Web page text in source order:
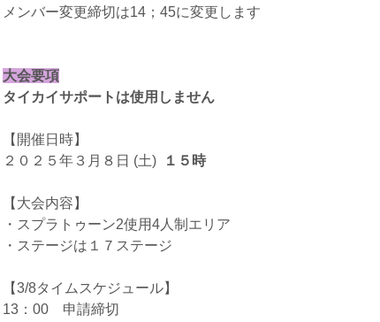
メンバー変更締切は14；45に変更します
大会要項
タイカイサポートは使用しません
【開催日時】
２０２５年３月８日 (土)
１５時
【大会内容】
・スプラトゥーン2使用4人制エリア
・ステージは１７ステージ
【3/8タイムスケジュール】
13：00 申請締切